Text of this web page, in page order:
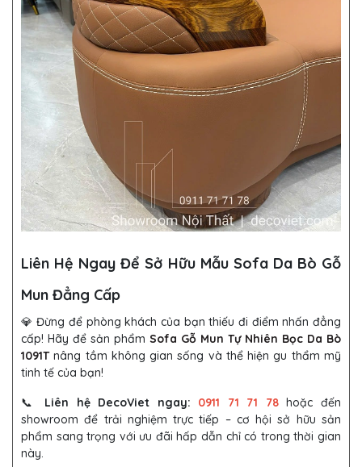
Liên Hệ Ngay Để Sở Hữu Mẫu Sofa Da Bò Gỗ
Mun Đẳng Cấp
💎 Đừng để phòng khách của bạn thiếu đi điểm nhấn đẳng
cấp! Hãy để sản phẩm Sofa Gỗ Mun Tự Nhiên Bọc Da Bò
1091Tnâng tầm không gian sống và thể hiện gu thẩm mỹ
tinh tế của bạn!
📞 Liên hệ DecoViet ngay: 0911 71 71 78hoặc đến
showroom để trải nghiệm trực tiếp – cơ hội sở hữu sản
phẩm sang trọng với ưu đãi hấp dẫn chỉ có trong thời gian
này.